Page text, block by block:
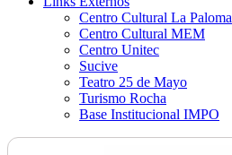
Centro Cultural La Paloma
Centro Cultural MEM
Centro Unitec
Sucive
Teatro 25 de Mayo
Turismo Rocha
Base Institucional IMPO